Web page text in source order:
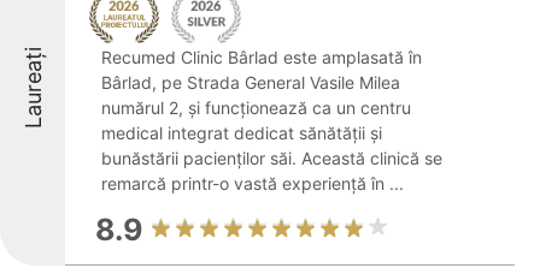
Laureați
Recumed Clinic Bârlad este amplasată în
Bârlad, pe Strada General Vasile Milea
numărul 2, și funcționează ca un centru
medical integrat dedicat sănătății și
bunăstării pacienților săi. Această clinică se
remarcă printr-o vastă experiență în ...
8.9